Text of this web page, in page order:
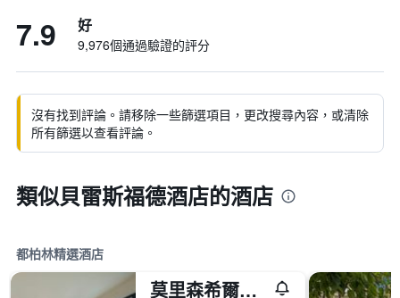
7.9 好
9,976個通過驗證的評分
沒有找到評論。請移除一些篩選項目，更改搜尋內容，或清除
所有篩選以查看評論。
類似貝雷斯福德酒店的酒店
都柏林精選酒店
莫里森希爾頓逸林酒店 - 都柏林